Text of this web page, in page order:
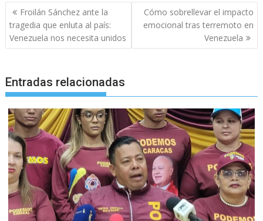
Navegación
de
entradas
Froilán Sánchez ante la
tragedia que enluta al país:
Venezuela nos necesita unidos
Cómo sobrellevar el impacto
emocional tras terremoto en
Venezuela
Entradas relacionadas